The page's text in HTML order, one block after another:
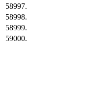
58997.
58998.
58999.
59000.